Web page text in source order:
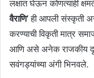
लक्षात घेऊन कोणत्याही
वैराणि’ही आपली संस्कृती
करण्याची विकृती मात्र
आणि असे अनेक राजकीय
सवंगड्यांच्या अंगी भिनवले.